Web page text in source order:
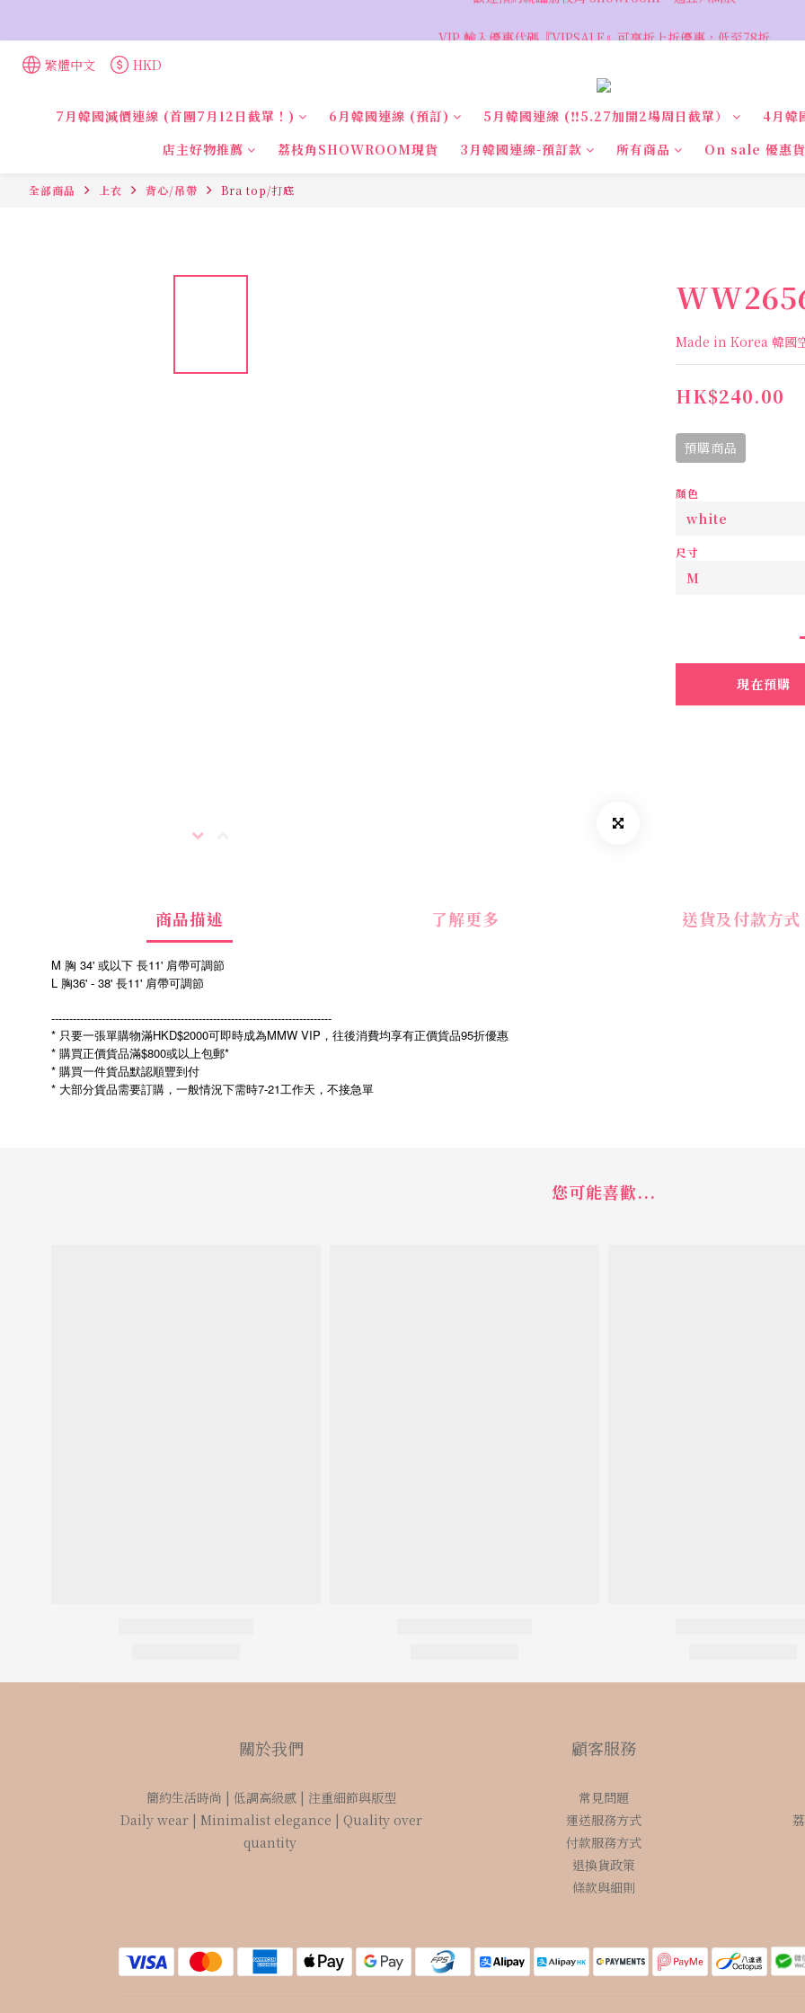
繁體中文 HKD
7月韓國減價連線 (首團7月12日截單！) 6月韓國連線 (預訂) 5月韓國連線 (‼️5.27加開2場周日截單）
4月韓
店主好物推薦
荔枝角SHOWROOM現貨 3月韓國連線-預訂款 所有商品 On sale 優惠
全部商品 上衣 背心/吊帶 Bra top/打底
Made in Korea 韓國
HK$240.00
預購商品
顏色
尺寸
現在預購
商品描述 了解更多 送貨及付款方式
M 胸 34' 或以下 長11' 肩帶可調節
L 胸36' - 38' 長11' 肩帶可調節
------------------------------------------------------------------------------
* 只要一張單購物滿HKD$2000可即時成為MMW VIP，往後消費均享有正價貨品95折優惠
* 購買正價貨品滿$800或以上包郵*
* 購買一件貨品默認順豐到付
* 大部分貨品需要訂購，一般情況下需時7-21工作天，不接急單
您可能喜歡...
關於我們
簡約生活時尚 | 低調高級感 | 注重細節與版型
Daily wear | Minimalist elegance | Quality over
quantity
顧客服務
常見問題
運送服務方式
付款服務方式
退換貨政策
條款與細則